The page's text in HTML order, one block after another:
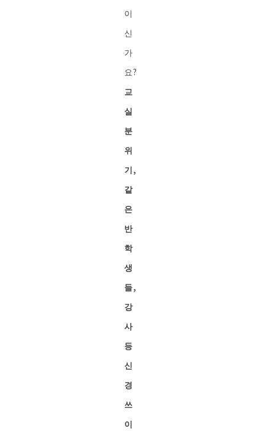
이
신
가
요?
교
실
분
위
기,
같
은
반
학
생
들,
강
사
등
신
경
쓰
이